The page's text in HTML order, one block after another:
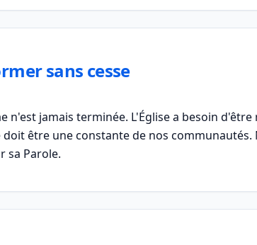
sans cesse
n'est jamais terminée. L'Église a besoin
doit être une constante de nos
sa Parole.